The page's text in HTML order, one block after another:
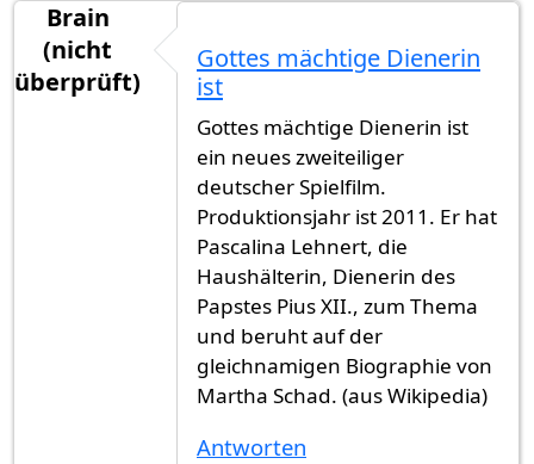
Brain
(nicht
überprüft)
Gottes mächtige Dienerin
ist
Gottes mächtige Dienerin ist
ein neues zweiteiliger
deutscher Spielfilm.
Produktionsjahr ist 2011. Er hat
Pascalina Lehnert, die
Haushälterin, Dienerin des
Papstes Pius XII., zum Thema
und beruht auf der
gleichnamigen Biographie von
Martha Schad. (aus Wikipedia)
Antworten